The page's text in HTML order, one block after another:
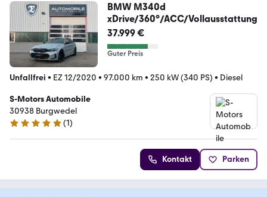
BMW M340d
xDrive/360°/ACC/Vollausstattung
37.999 €
Guter Preis
Unfallfrei • EZ 12/2020 • 97.000 km • 250 kW (340 PS) • Diesel
S-Motors Automobile
30938 Burgwedel
5 Sterne
(1)
Kontakt Parken